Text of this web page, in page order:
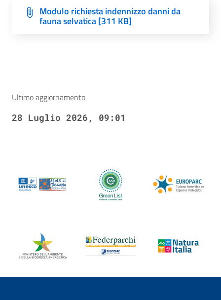
Modulo richiesta indennizzo danni da
fauna selvatica [311 KB]
Ultimo aggiornamento
28 Luglio 2026, 09:01